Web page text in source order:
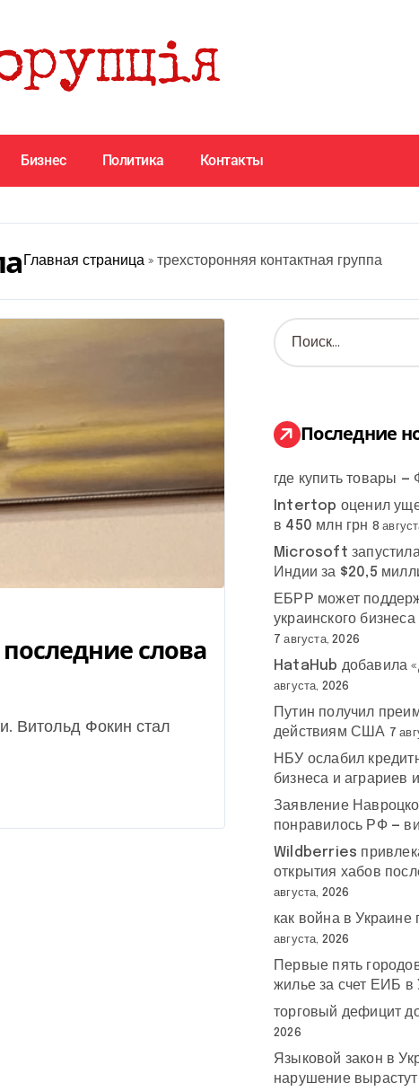
Бизнес Политика Контакты
Главная страница »трехсторонняя контактная группа
слова
Н
а
:
Последние
где купить товары
Intertop оценил
в 450 млн грн 8
Microsoft
Индии за $20,5
ЕБРР может
украинского
7 августа, 2026
HataHub добавила
августа, 2026
Путин получил
действиям США 7
НБУ ослабил
бизнеса и аграриев
Заявление
понравилось РФ —
Wildberries
открытия хабов
августа, 2026
как война в
августа, 2026
Первые пять
жилье за счет ЕИБ в
торговый дефицит
2026
Языковой закон в
нарушение